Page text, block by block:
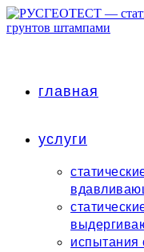
Перейти
к
главная
услуги
испытания